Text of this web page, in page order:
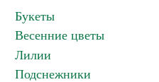
Букеты
Весенние цветы
Лилии
Подснежники